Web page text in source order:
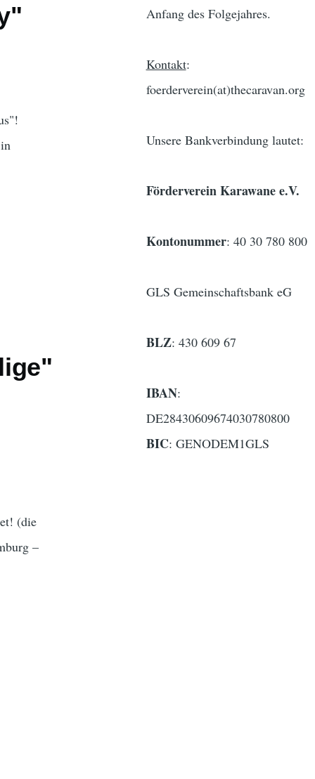
(die
–
Anfang des Folgejahres.
Kontakt:
foerderverein(at)thecaravan.org
Unsere Bankverbindung lautet:
Förderverein Karawane e.V.
Kontonummer: 40 30 780 800
GLS Gemeinschaftsbank eG
BLZ: 430 609 67
IBAN:
DE28430609674030780800
BIC: GENODEM1GLS